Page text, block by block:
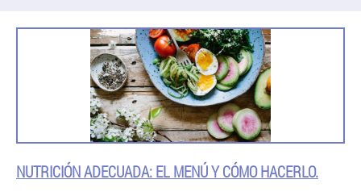
NUTRICIÓN ADECUADA: EL MENÚ Y CÓMO HACERLO.